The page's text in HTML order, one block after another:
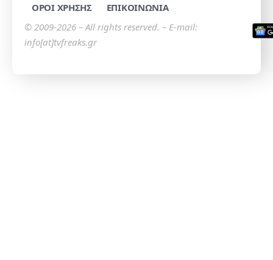
ΟΡΟΙ ΧΡΗΣΗΣ
ΕΠΙΚΟΙΝΩΝΙΑ
© 2009-2026 – All rights reserved. – E-mail:
info[at]tvfreaks.gr